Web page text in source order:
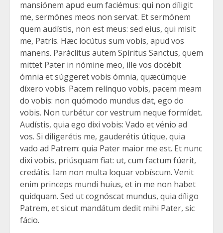
mansiónem apud eum faciémus: qui non díligit
me, sermónes meos non servat. Et sermónem
quem audístis, non est meus: sed eius, qui misit
me, Patris. Hæc locútus sum vobis, apud vos
manens. Paráclitus autem Spíritus Sanctus, quem
mittet Pater in nómine meo, ille vos docébit
ómnia et súggeret vobis ómnia, quæcúmque
díxero vobis. Pacem relínquo vobis, pacem meam
do vobis: non quómodo mundus dat, ego do
vobis. Non turbétur cor vestrum neque formídet.
Audístis, quia ego dixi vobis: Vado et vénio ad
vos. Si diligerétis me, gauderétis útique, quia
vado ad Patrem: quia Pater maior me est. Et nunc
dixi vobis, priúsquam fiat: ut, cum factum fúerit,
credátis. Iam non multa loquar vobíscum. Venit
enim princeps mundi huius, et in me non habet
quidquam. Sed ut cognóscat mundus, quia díligo
Patrem, et sicut mandátum dedit mihi Pater, sic
fácio.